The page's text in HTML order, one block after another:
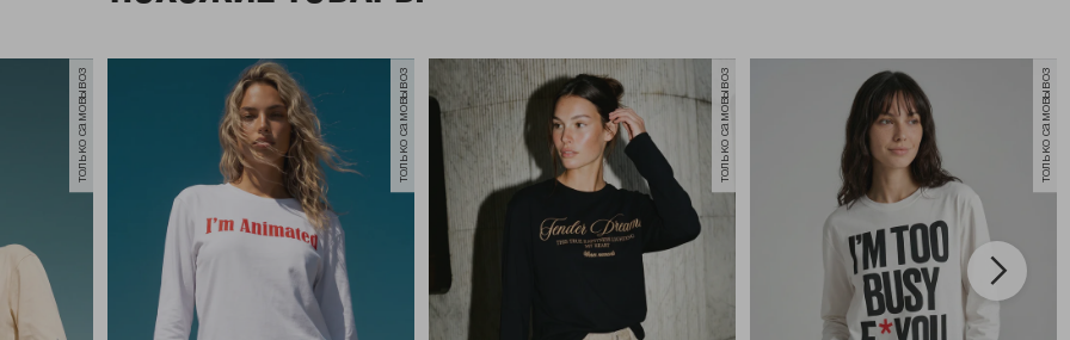
только самовывоз только самовывоз только самовывоз только самовывоз